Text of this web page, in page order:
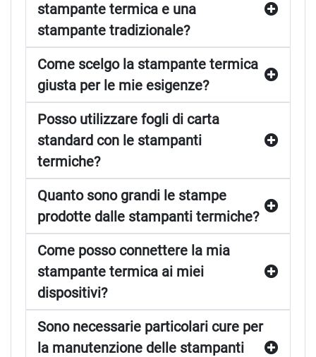
stampante termica e una
stampante tradizionale?
Come scelgo la stampante termica
giusta per le mie esigenze?
Posso utilizzare fogli di carta
standard con le stampanti
termiche?
Quanto sono grandi le stampe
prodotte dalle stampanti termiche?
Come posso connettere la mia
stampante termica ai miei
dispositivi?
Sono necessarie particolari cure per
la manutenzione delle stampanti